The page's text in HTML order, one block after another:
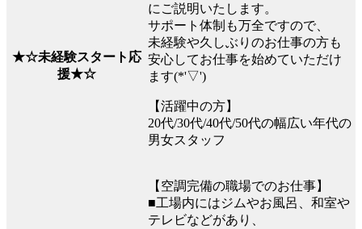
★☆未経験スタート応
援★☆
にご説明いたします。
サポート体制も万全ですので、
未経験や久しぶりのお仕事の方も
安心してお仕事を始めていただけ
ます(*'▽')
【活躍中の方】
20代/30代/40代/50代の幅広い年代の
男女スタッフ
【空調完備の職場でのお仕事】
■工場内にはジムやお風呂、和室や
テレビなどがあり、